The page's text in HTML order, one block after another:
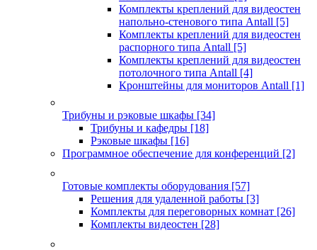
Комплекты креплений для видеостен
напольно-стенового типа Antall [5]
Комплекты креплений для видеостен
распорного типа Antall [5]
Комплекты креплений для видеостен
потолочного типа Antall [4]
Кронштейны для мониторов Antall [1]
Трибуны и рэковые шкафы [34]
Трибуны и кафедры [18]
Рэковые шкафы [16]
Программное обеспечение для конференций [2]
Готовые комплекты оборудования [57]
Решения для удаленной работы [3]
Комплекты для переговорных комнат [26]
Комплекты видеостен [28]